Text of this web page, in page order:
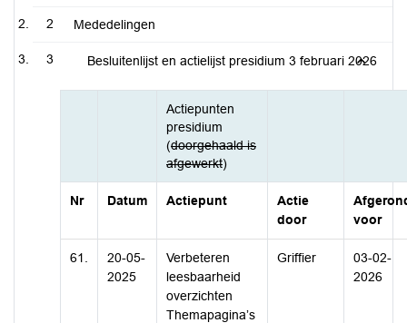
2 Mededelingen
3 Besluitenlijst en actielijst presidium 3 februari 2026
Actiepunten
presidium
(doorgehaald is
afgewerkt)
Nr Datum Actiepunt
Actie
door
voor
61.
20-05-
2025
Verbeteren
leesbaarheid
overzichten
Themapagina’s
Griffier
03-02-
2026